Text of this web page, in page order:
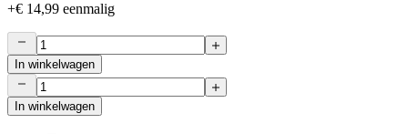
+€ 14,99 eenmalig
In winkelwagen
In winkelwagen